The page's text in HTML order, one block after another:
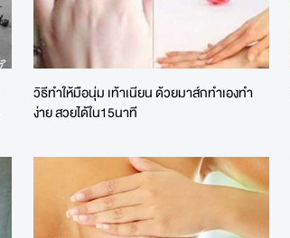
วิธีทำให้มือนุ่ม เท้าเนียน ด้วยมาส์กทำเองทำ
ง่าย สวยได้ใน15นาที